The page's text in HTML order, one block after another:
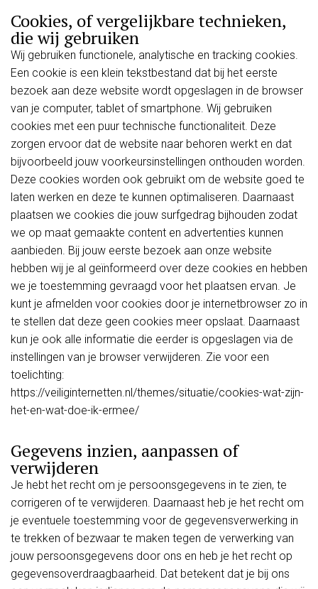
Cookies, of vergelijkbare technieken,
die wij gebruiken
Wij gebruiken functionele, analytische en tracking cookies.
Een cookie is een klein tekstbestand dat bij het eerste
bezoek aan deze website wordt opgeslagen in de browser
van je computer, tablet of smartphone. Wij gebruiken
cookies met een puur technische functionaliteit. Deze
zorgen ervoor dat de website naar behoren werkt en dat
bijvoorbeeld jouw voorkeursinstellingen onthouden worden.
Deze cookies worden ook gebruikt om de website goed te
laten werken en deze te kunnen optimaliseren. Daarnaast
plaatsen we cookies die jouw surfgedrag bijhouden zodat
we op maat gemaakte content en advertenties kunnen
aanbieden. Bij jouw eerste bezoek aan onze website
hebben wij je al geïnformeerd over deze cookies en hebben
we je toestemming gevraagd voor het plaatsen ervan. Je
kunt je afmelden voor cookies door je internetbrowser zo in
te stellen dat deze geen cookies meer opslaat. Daarnaast
kun je ook alle informatie die eerder is opgeslagen via de
instellingen van je browser verwijderen. Zie voor een
toelichting:
https://veiliginternetten.nl/themes/situatie/cookies-wat-zijn-
het-en-wat-doe-ik-ermee/
Gegevens inzien, aanpassen of
verwijderen
Je hebt het recht om je persoonsgegevens in te zien, te
corrigeren of te verwijderen. Daarnaast heb je het recht om
je eventuele toestemming voor de gegevensverwerking in
te trekken of bezwaar te maken tegen de verwerking van
jouw persoonsgegevens door ons en heb je het recht op
gegevensoverdraagbaarheid. Dat betekent dat je bij ons